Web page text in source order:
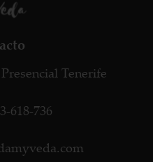
Tenerife
618-736